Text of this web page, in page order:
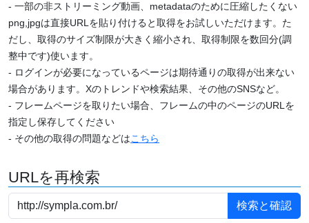
- 一部の非ストリーミング動画、metadataのために圧縮したくない
png,jpgは直接URLを貼り付けると取得をお試しいただけます。た
だし、取得のサイズ制限が大きく縮小され、取得制限を数回分(調
整中です)使います。
- ログインが必要になっているページは期待通りの取得が出来ない
場合があります。Xのトレンドや検索結果、その他のSNSなど。
- フレームページを取りたい場合、フレームの中のページのURLを
指定し保存してください
- その他の取得の問題などはこちら
URLを再検索